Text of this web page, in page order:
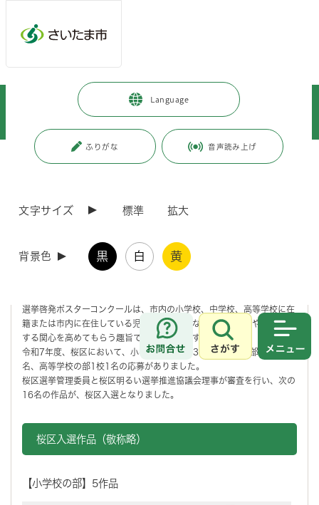
Language
ふりがな 音声読み上げ
文字サイズ 標準 拡大
背景色 黒 白 黄
お問合せ
さがす
桜区 区政情報 > 区政について 選挙
さいたま市／令和7年度 明るい選挙啓発ポスターコンクール桜区選考結果に
更新日付：2026年4月16日 / ページ番号：C130072
ンクール桜区選考結果について
令和7年度 明るい選挙啓発ポスターコンクール桜区選考
結果について
選挙啓発ポスターコンクールは、市内の小学校、中学校、高等学校に在
籍または市内に在住している児童、生徒のみなさんに、政治や選挙に対
する関心を高めてもらう趣旨で実施しています。
令和7年度、桜区において、小学校の部7校33名、中学校の部2校132
名、高等学校の部1校1名の応募がありました。
桜区選挙管理委員と桜区明るい選挙推進協議会理事が審査を行い、次の
16名の作品が、桜区入選となりました。
桜区入選作品（敬称略）
【小学校の部】5作品